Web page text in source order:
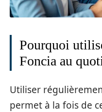
Pourquoi
Foncia au
Utiliser
permet à la fois de